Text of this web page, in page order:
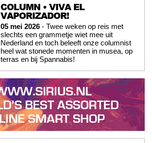
COLUMN • VIVA EL
VAPORIZADOR!
05 mei 2026 - Twee weken op reis met
slechts een grammetje wiet mee uit
Nederland en toch beleeft onze columnist
heel wat stonede momenten in musea, op
terras en bij Spannabis!